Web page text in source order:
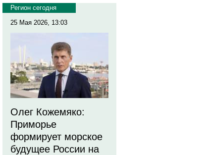
Регион сегодня
25 Мая 2026, 13:03
Олег Кожемяко:
Приморье
формирует морское
будущее России на